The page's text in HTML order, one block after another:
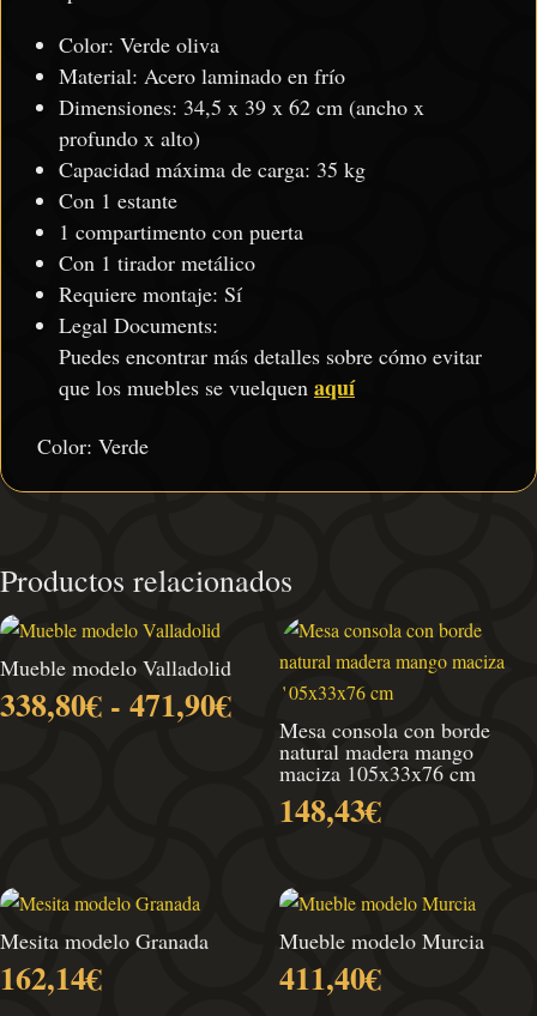
Color: Verde oliva
Material: Acero laminado en frío
Dimensiones: 34,5 x 39 x 62 cm (ancho x
profundo x alto)
Capacidad máxima de carga: 35 kg
Con 1 estante
1 compartimento con puerta
Con 1 tirador metálico
Requiere montaje: Sí
Legal Documents:
Puedes encontrar más detalles sobre cómo evitar
que los muebles se vuelquen aquí
Color: Verde
Productos relacionados
Mueble modelo Valladolid
338,80€ - 471,90€Rango
precios:
desde
338,80€
471,90€
Mesa consola con borde
natural madera mango
maciza 105x33x76 cm
148,43€
Mesita modelo Granada
162,14€
Mueble modelo Murcia
411,40€